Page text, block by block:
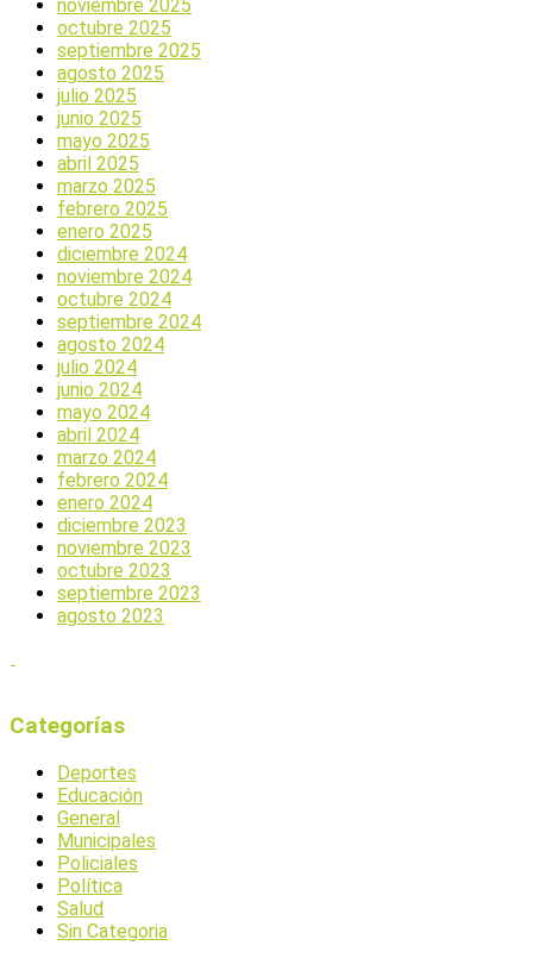
noviembre 2025
octubre 2025
septiembre 2025
agosto 2025
julio 2025
junio 2025
mayo 2025
abril 2025
marzo 2025
febrero 2025
enero 2025
diciembre 2024
noviembre 2024
octubre 2024
septiembre 2024
agosto 2024
julio 2024
junio 2024
mayo 2024
abril 2024
marzo 2024
febrero 2024
enero 2024
diciembre 2023
noviembre 2023
octubre 2023
septiembre 2023
agosto 2023
Categorías
Deportes
Educación
General
Municipales
Policiales
Política
Salud
Sin Categoria